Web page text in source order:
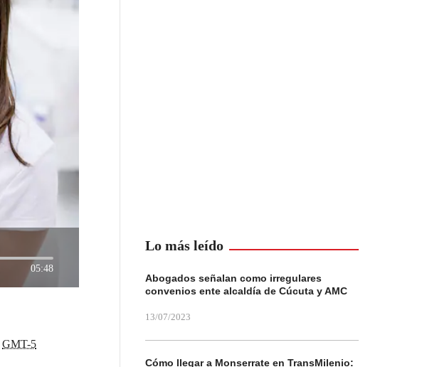
05:48
GMT-5
Lo más leído
Abogados señalan como irregulares
convenios ente alcaldía de Cúcuta y AMC
13/07/2023
Cómo llegar a Monserrate en TransMilenio: